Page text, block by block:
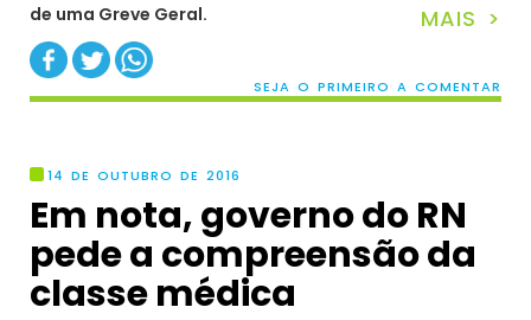
de uma Greve Geral.
MAIS >
SEJA O PRIMEIRO A COMENTAR
14 DE OUTUBRO DE 2016
Em nota, governo do RN
pede a compreensão da
classe médica